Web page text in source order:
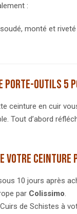
:
monté et
porte-outils 5
ceinture en cuir
Tout d’abord
votre
10 jours après
par Colissimo.
de Schistes à